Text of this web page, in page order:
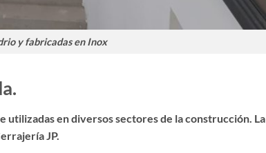
y fabricadas en Inox
utilizadas en diversos sectores de la construcción. La
JP.